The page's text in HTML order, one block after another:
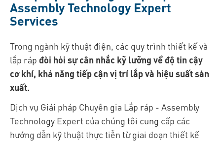
Assembly Technology Expert
Services
Trong ngành kỹ thuật điện, các quy trình thiết kế và
lắp ráp đòi hỏi sự cân nhắc kỹ lưỡng về độ tin cậy
cơ khí, khả năng tiếp cận vị trí lắp và hiệu suất sản
xuất.
Dịch vụ Giải pháp Chuyên gia Lắp ráp - Assembly
Technology Expert của chúng tôi cung cấp các
hướng dẫn kỹ thuật thực tiễn từ giai đoạn thiết kế